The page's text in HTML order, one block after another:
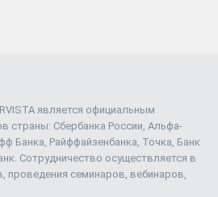
является официальным
страны: Сбербанка России, Альфа-
Банка, Райффайзенбанка, Точка, Банк
Сотрудничество осуществляется в
проведения семинаров, вебинаров,